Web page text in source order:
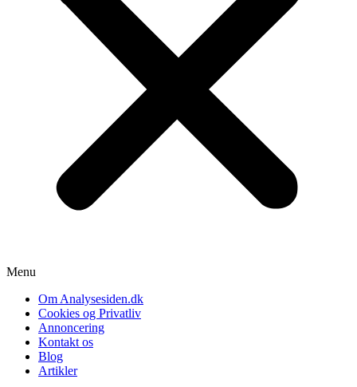
Menu
Om Analysesiden.dk
Cookies og Privatliv
Annoncering
Kontakt os
Blog
Artikler